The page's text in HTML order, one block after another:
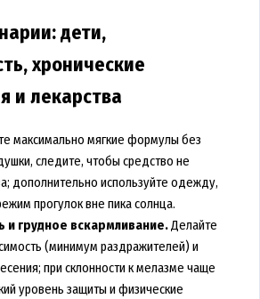
дети,
хронические
и лекарства
максимально мягкие формулы без
следите, чтобы средство не
дополнительно используйте одежду,
прогулок вне пика солнца.
и грудное вскармливание.Делайте
(минимум раздражителей) и
при склонности к мелазме чаще
уровень защиты и физические